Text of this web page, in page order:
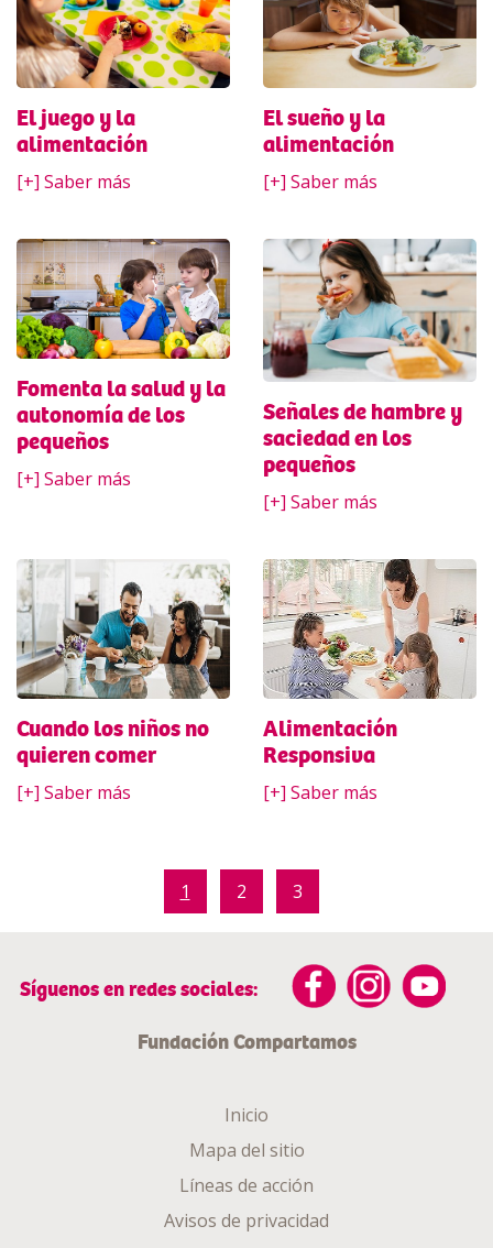
El juego y la
alimentación
[+] Saber más
El sueño y la
alimentación
[+] Saber más
Fomenta la salud y la
autonomía de los
pequeños
[+] Saber más
Señales de hambre y
saciedad en los
pequeños
[+] Saber más
Cuando los niños no
quieren comer
[+] Saber más
Alimentación
Responsiva
[+] Saber más
1 2 3
Síguenos en redes sociales:
Fundación Compartamos
Inicio
Mapa del sitio
Líneas de acción
Avisos de privacidad